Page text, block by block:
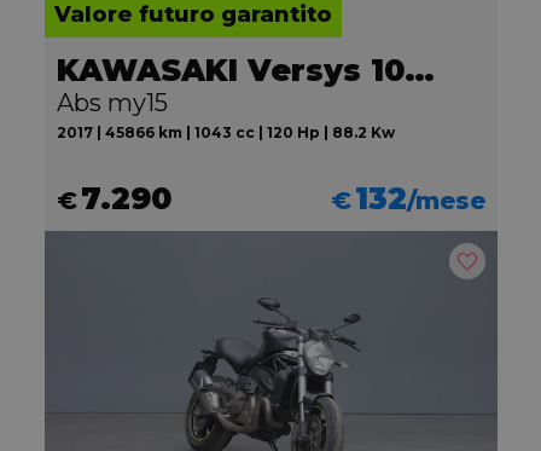
Valore futuro garantito
KAWASAKI Versys 1000
Abs my15
2017 | 45866 km | 1043 cc | 120 Hp | 88.2 Kw
€7.290 €132/mese